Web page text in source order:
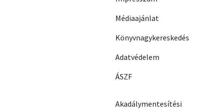
Médiaajánlat
Könyvnagykereskedés
Adatvédelem
ÁSZF
Akadálymentesítési